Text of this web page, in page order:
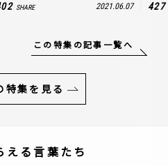
SHARE 2021.06.07 427
この特集の記事一覧へ
特集を見る
える言葉たち